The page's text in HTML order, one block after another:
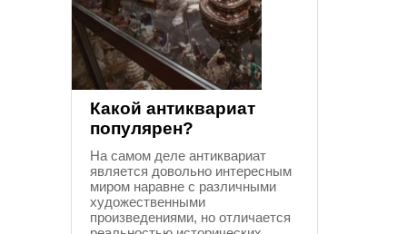
Какой антиквариат
популярен?
На самом деле антиквариат
является довольно интересным
миром наравне с различными
художественными
произведениями, но отличается